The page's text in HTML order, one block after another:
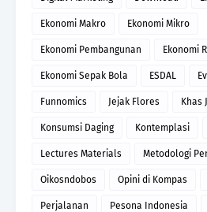
Ekonomi Makro Ekonomi Mikro
Ekonomi Pembangunan Ekonomi
Ekonomi Sepak Bola ESDAL
Funnomics Jejak Flores Khas
Konsumsi Daging Kontemplasi
Lectures Materials Metodologi
Oikosndobos Opini di Kompas
Perjalanan Pesona Indonesia